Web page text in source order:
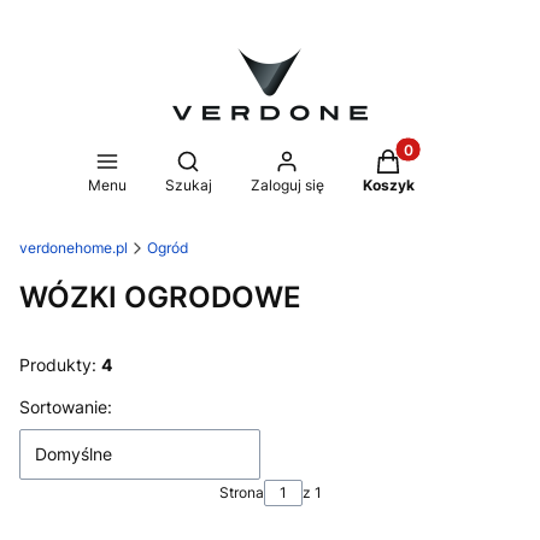
Menu
Otwórz wyszukiwarkę
Szukaj Zaloguj się
Produkty w
Koszyk
verdonehome.pl Ogród
WÓZKI OGRODOWE
Produkty: 4
Lista produktów
Sortowanie:
Domyślne
Strona z 1